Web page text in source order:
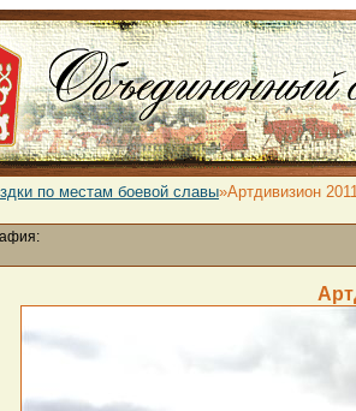
по местам боевой славы»Артдивизион